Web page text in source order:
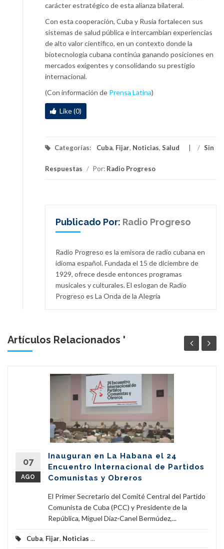
carácter estratégico de esta alianza bilateral.
Con esta cooperación, Cuba y Rusia fortalecen sus
sistemas de salud pública e intercambian experiencias
de alto valor científico, en un contexto donde la
biotecnología cubana continúa ganando posiciones en
mercados exigentes y consolidando su prestigio
internacional.
(Con información de Prensa Latina)
Like (0)
Categorías: Cuba, Fijar, Noticias, Salud / Sin
Respuestas / Por: Radio Progreso
Publicado Por: Radio Progreso
Radio Progreso es la emisora de radio cubana en
idioma español. Fundada el 15 de diciembre de
1929, ofrece desde entonces programas
musicales y culturales. El eslogan de Radio
Progreso es La Onda de la Alegría
Artículos Relacionados '
07
AGO
Inauguran en La Habana el 24
Encuentro Internacional de Partidos
Comunistas y Obreros
El Primer Secretario del Comité Central del Partido
Comunista de Cuba (PCC) y Presidente de la
República, Miguel Díaz-Canel Bermúdez,...
Cuba, Fijar, Noticias ...